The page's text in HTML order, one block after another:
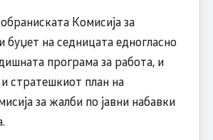
Комисија за
на седницата едногласно
програма за работа, и
стратешкиот план на
за жалби по јавни набавки